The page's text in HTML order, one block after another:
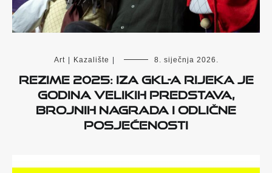
Art Kazalište 8. siječnja 2026.
Rezime 2025: Iza GKL-a Rijeka je
godina velikih predstava,
brojnih nagrada i odlične
posjećenosti